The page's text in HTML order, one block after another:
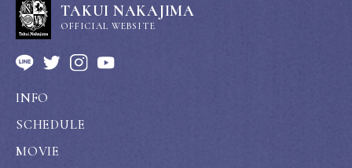
TAKUI NAKAJIMA
OFFICIAL WEBSITE
INFO
SCHEDULE
MOVIE